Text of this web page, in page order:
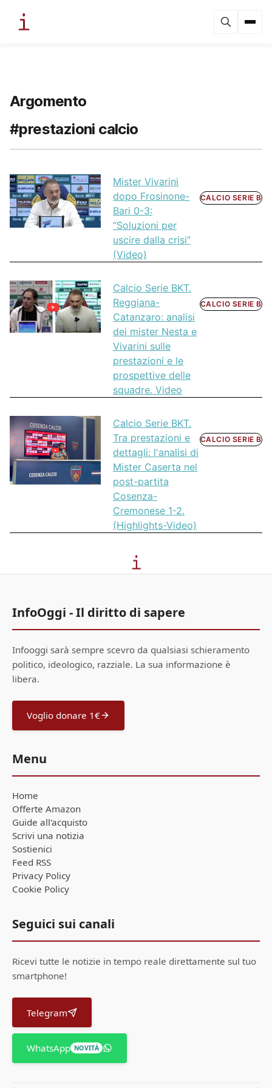
Argomento
#prestazioni calcio
Mister Vivarini
dopo Frosinone-
Bari 0-3:
“Soluzioni per
uscire dalla crisi”
(Video)
CALCIO SERIE B
Calcio Serie BKT.
Reggiana-
Catanzaro: analisi
dei mister Nesta e
Vivarini sulle
prestazioni e le
prospettive delle
squadre. Video
CALCIO SERIE B
Calcio Serie BKT.
Tra prestazioni e
dettagli: l'analisi di
Mister Caserta nel
post-partita
Cosenza-
Cremonese 1-2.
(Highlights-Video)
CALCIO SERIE B
InfoOggi - Il diritto di sapere
Infooggi sarà sempre scevro da qualsiasi schieramento
politico, ideologico, razziale. La sua informazione è
libera.
Voglio donare 1€
Menu
Home
Offerte Amazon
Guide all'acquisto
Scrivi una notizia
Sostienici
Feed RSS
Privacy Policy
Cookie Policy
Seguici sui canali
Ricevi tutte le notizie in tempo reale direttamente sul tuo
smartphone!
Telegram
WhatsApp NOVITÀ